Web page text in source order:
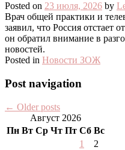
Posted on 23 июля, 2026 by
Врач общей практики и
заявил, что Россия отстает
он обратил внимание в
новостей.
Posted in Новости ЗОЖ
Post navigation
← Older posts
Август 2026
Пн Вт Ср Чт Пт Сб Вс
1
2